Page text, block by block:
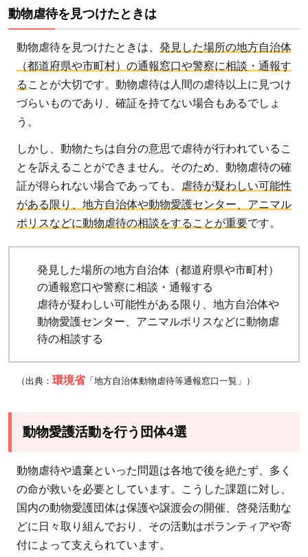
動物虐待を見つけたときは
動物虐待を見つけたときは、 発見した場所の地方自治体
（都道府県や市町村）の通報窓口や警察に相談・通報す
る ことが大切です。動物虐待は人間の虐待以上に見つけ
づらいものであり、確証を持てない場合もあるでしょ
う。
しかし、動物たちは自分の意思で虐待が行われているこ
とを訴えることができません。そのため、動物虐待の確
証が得られない場合であっても、
虐待が疑わしい可能性
がある限り、地方自治体や動物愛護センター、アニマル
ポリスなどに動物虐待の相談をすることが重要です。
発見した場所の地方自治体（都道府県や市町村）
の通報窓口や警察に相談・通報する
虐待が疑わしい可能性がある限り、地方自治体や
動物愛護センター、アニマルポリスなどに動物虐
待の相談する
（出典： 環境省「地方自治体動物虐待等通報窓口一覧」）
動物愛護活動を行う団体4選
動物虐待や遺棄といった問題は各地で後を絶たず、多く
の命が救いを必要としています。こうした課題に対し、
国内の動物愛護団体は保護や譲渡会の開催、啓発活動な
どに日々取り組んでおり、その活動はボランティアや寄
付によって支えられています。